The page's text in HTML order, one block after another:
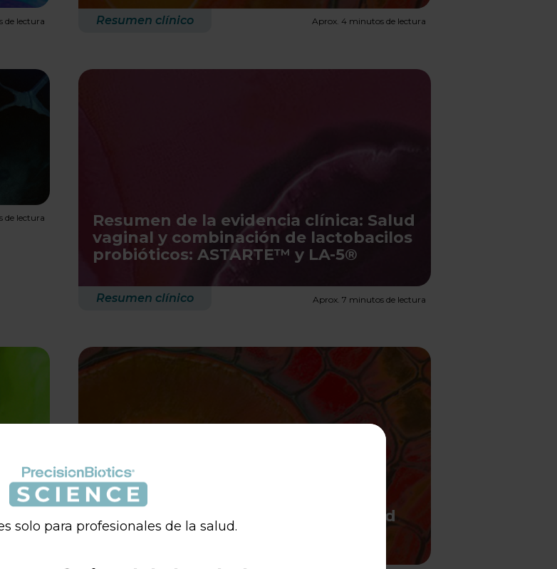
de lectura Resumen clínico Aprox. 4 minutos de lectura
de lectura
Resumen de la evidencia clínica: Salud
vaginal y combinación de lactobacilos
probióticos: ASTARTE™ y LA-5®
Resumen clínico Aprox. 7 minutos de lectura
Resumen de evidencia clínica: Salud
inmunológica y L. CASEI 431®
solo para profesionales de la salud.